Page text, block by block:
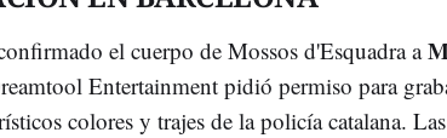
el cuerpo de Mossos d'Esquadra a
Entertainment pidió permiso para
colores y trajes de la policía catalana.